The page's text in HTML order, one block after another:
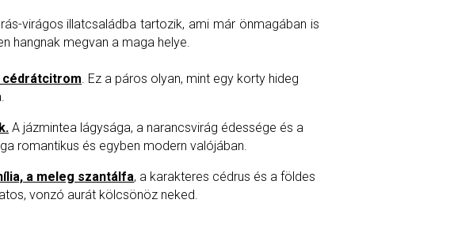
virágos illatcsaládba tartozik, ami már önmagában is
hangnak megvan a maga helye.
cédrátcitrom . Ez a páros olyan, mint egy korty hideg
A jázmintea lágysága, a narancsvirág édessége és a
romantikus és egyben modern valójában.
a meleg szantálfa, a karakteres cédrus és a földes
vonzó aurát kölcsönöz neked.